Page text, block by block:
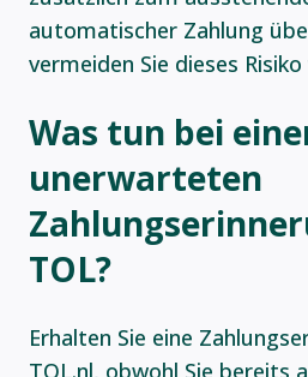
automatischer Zahlung
vermeiden Sie dieses
Was tun bei
unerwarteten
TOL?
Erhalten Sie eine
TOL.nl, obwohl Sie bereits